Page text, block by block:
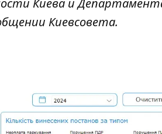
Киева и
Киевсовета.